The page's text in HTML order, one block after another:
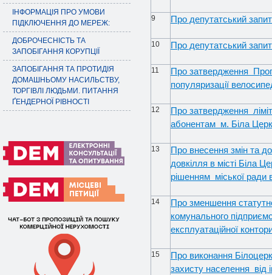
ІНФОРМАЦІЯ ПРО УМОВИ
ПІДКЛЮЧЕННЯ ДО МЕРЕЖ:
ДОБРОЧЕСНІСТЬ ТА
ЗАПОБІГАННЯ КОРУПЦІЇ
ЗАПОБІГАННЯ ТА ПРОТИДІЯ
ДОМАШНЬОМУ НАСИЛЬСТВУ,
ТОРГІВЛІ ЛЮДЬМИ. ПИТАННЯ
ҐЕНДЕРНОЇ РІВНОСТІ
9 Про депутатський
10 Про депутатський
11 Про затвердження
популяризації
12
Про затвердження
абонентам м. Біла
13
Про внесення змін та
довкілля в місті Біла
рішенням міської
14
Про зменшення
комунального
експлуатаційної
15
Про виконання
захисту населення від